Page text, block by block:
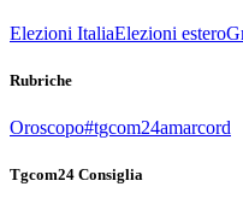
Elezioni ItaliaElezioni estero
Rubriche
Oroscopo#tgcom24amarcord
Tgcom24 Consiglia